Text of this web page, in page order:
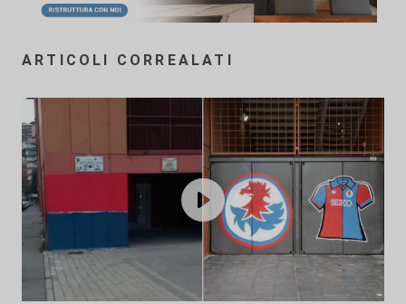
ARTICOLI CORREALATI